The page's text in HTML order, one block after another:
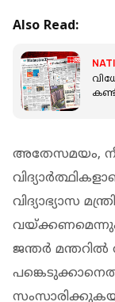
Also Read:
അതേസമയം,
വിദ്യാഭ്യാസ
വയ്ക്കണമെന്നും
ജന്തർ